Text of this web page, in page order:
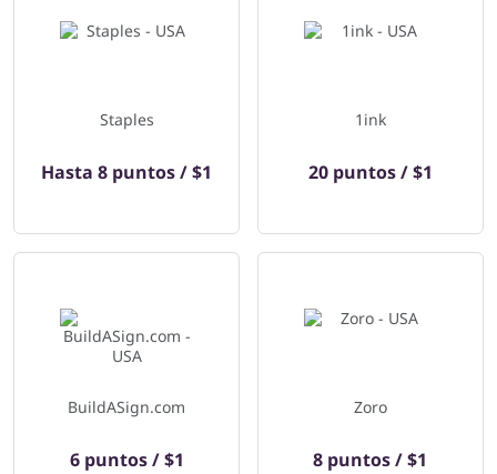
Staples
Hasta 8 puntos / $1
1ink
20 puntos / $1
BuildASign.com
6 puntos / $1
Zoro
8 puntos / $1